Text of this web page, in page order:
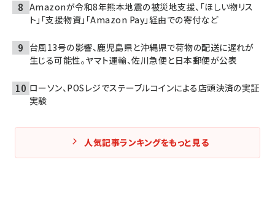
Amazonが令和8年熊本地震の被災地支援、「ほしい物リス
ト」「支援物資」「Amazon Pay」経由での寄付など
台風13号の影響、鹿児島県と沖縄県で荷物の配送に遅れが
生じる可能性。ヤマト運輸、佐川急便と日本郵便が公表
ローソン、POSレジでステーブルコインによる店頭決済の実証
実験
人気記事ランキングをもっと見る